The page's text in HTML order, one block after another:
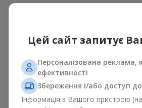
Цей сайт запитує
Персоналізована реклама,
ефективності
Збереження і/або доступ
Інформація з Вашого пристрою